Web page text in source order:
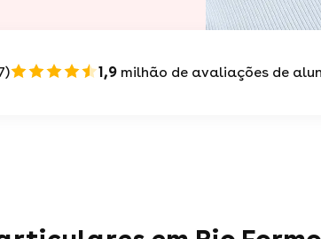
1,9 milhão de avaliações de